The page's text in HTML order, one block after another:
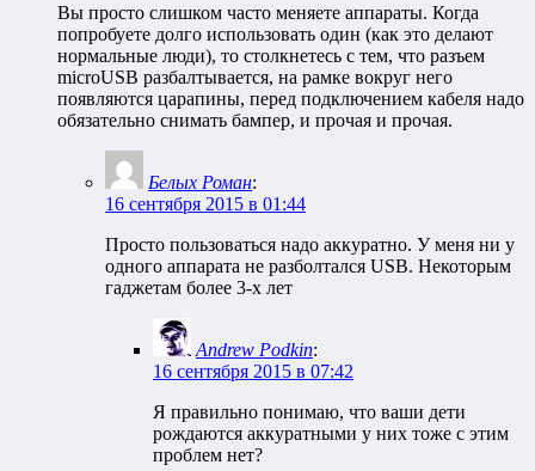
Вы просто слишком часто меняете аппараты. Когда
попробуете долго использовать один (как это делают
нормальные люди), то столкнетесь с тем, что разъем
microUSB разбалтывается, на рамке вокруг него
появляются царапины, перед подключением кабеля надо
обязательно снимать бампер, и прочая и прочая.
Белых Роман:
16 сентября 2015 в 01:44
Просто пользоваться надо аккуратно. У меня ни у
одного аппарата не разболтался USB. Некоторым
гаджетам более 3-х лет
Andrew Podkin:
16 сентября 2015 в 07:42
Я правильно понимаю, что ваши дети
рождаются аккуратными у них тоже с этим
проблем нет?